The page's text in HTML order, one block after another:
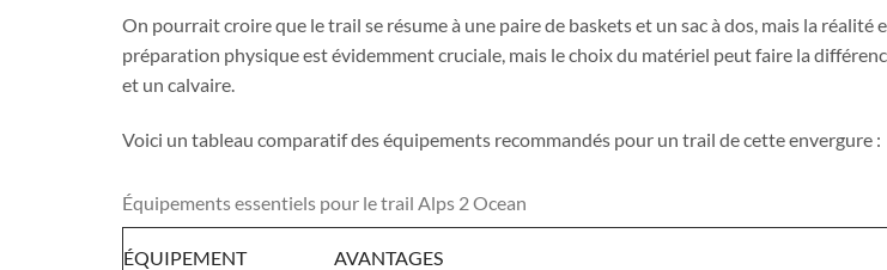
On pourrait croire que le trail se résume à une paire de baskets et un sac à dos, mais la réalité
préparation physique est évidemment cruciale, mais le choix du matériel peut faire la
et un calvaire.
Voici un tableau comparatif des équipements recommandés pour un trail de cette envergure :
Équipements essentiels pour le trail Alps 2 Ocean
ÉQUIPEMENT AVANTAGES